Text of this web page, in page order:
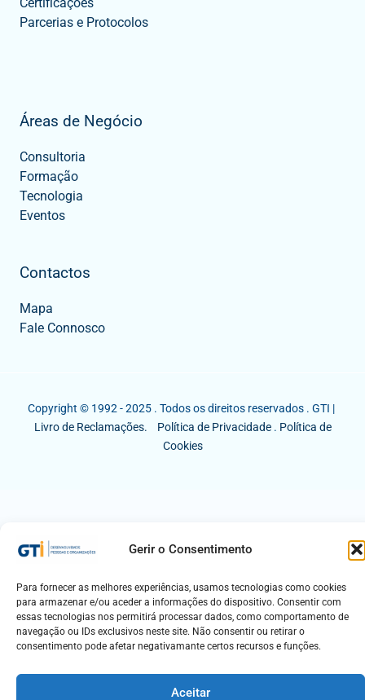
Gerir o Consentimento
Para fornecer as melhores experiências, usamos tecnologias como cookies
para armazenar e/ou aceder a informações do dispositivo. Consentir com
essas tecnologias nos permitirá processar dados, como comportamento de
navegação ou IDs exclusivos neste site. Não consentir ou retirar o
consentimento pode afetar negativamante certos recursos e funções.
Aceitar
Parcerias e Protocolos
Áreas de Negócio
Consultoria
Formação
Tecnologia
Eventos
Contactos
Mapa
Fale Connosco
Copyright © 1992 - 2025 . Todos os direitos reservados . GTI |
Livro de Reclamações.
Política de Privacidade. Política de
Cookies